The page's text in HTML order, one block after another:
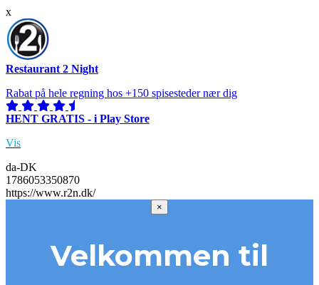
x
Restaurant 2 Night
Rabat på hele regning hos +150 spisesteder nær dig
HENT GRATIS - i Play Store
Vis
da-DK
1786053350870
https://www.r2n.dk/
×
Velkommen til